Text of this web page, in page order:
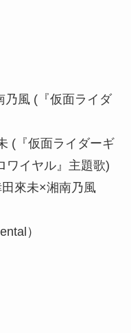
乃風 (『仮面ライダ
(『仮面ライダーギ
ワイヤル』主題歌)
田來未×湘南乃風
）